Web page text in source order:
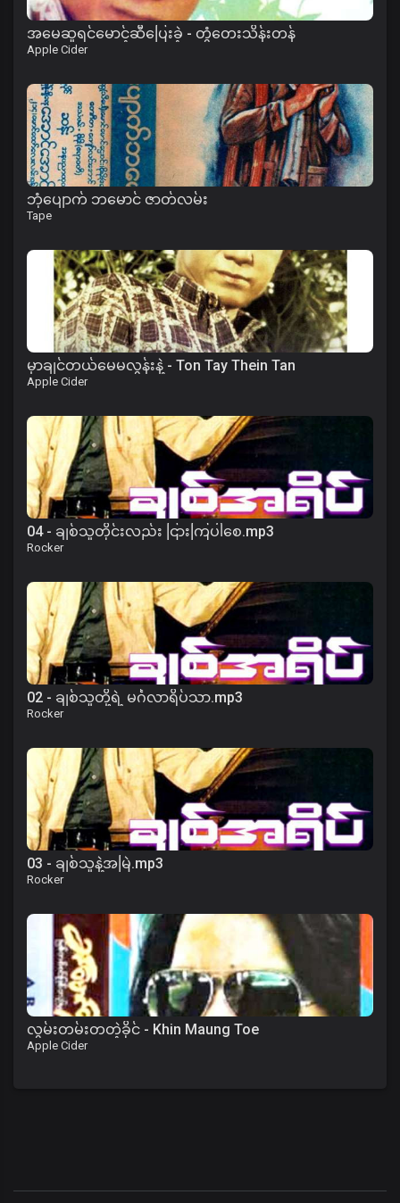
အမေဆူရင်မောင့်ဆီပြေးခဲ့ - တွံတေးသိန်းတန်
Apple Cider
ဘုံပျောက် ဘမောင် ဇာတ်လမ်း
Tape
မှာချင်တယ်မေမလွန်းနဲ့ - Ton Tay Thein Tan
Apple Cider
04 - ချစ်သူတိုင်းလည်း ငြားကြပါစေ.mp3
Rocker
02 - ချစ်သူတို့ရဲ့ မင်္ဂလာရိပ်သာ.mp3
Rocker
03 - ချစ်သူနဲ့အမြဲ.mp3
Rocker
လွမ်းတမ်းတတဲ့ခိုင် - Khin Maung Toe
Apple Cider